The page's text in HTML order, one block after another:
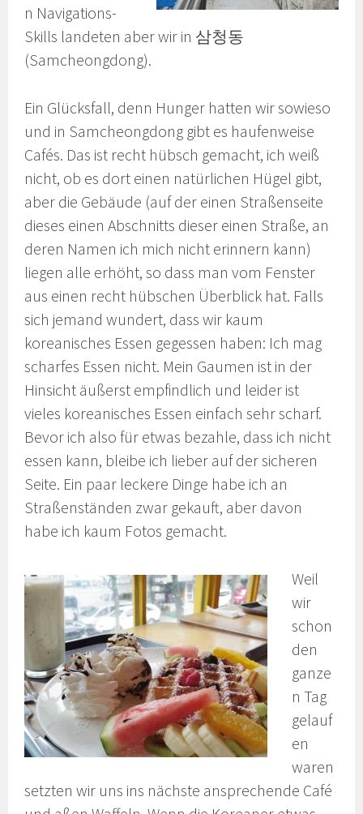
n Navigations-
Skills landeten aber wir in 삼청동
(Samcheongdong).
Ein Glücksfall, denn Hunger hatten wir sowieso
und in Samcheongdong gibt es haufenweise
Cafés. Das ist recht hübsch gemacht, ich weiß
nicht, ob es dort einen natürlichen Hügel gibt,
aber die Gebäude (auf der einen Straßenseite
dieses einen Abschnitts dieser einen Straße, an
deren Namen ich mich nicht erinnern kann)
liegen alle erhöht, so dass man vom Fenster
aus einen recht hübschen Überblick hat. Falls
sich jemand wundert, dass wir kaum
koreanisches Essen gegessen haben: Ich mag
scharfes Essen nicht. Mein Gaumen ist in der
Hinsicht äußerst empfindlich und leider ist
vieles koreanisches Essen einfach sehr scharf.
Bevor ich also für etwas bezahle, dass ich nicht
essen kann, bleibe ich lieber auf der sicheren
Seite. Ein paar leckere Dinge habe ich an
Straßenständen zwar gekauft, aber davon
habe ich kaum Fotos gemacht.
Weil
wir
schon
den
ganze
n Tag
gelauf
en
waren
setzten wir uns ins nächste ansprechende Café